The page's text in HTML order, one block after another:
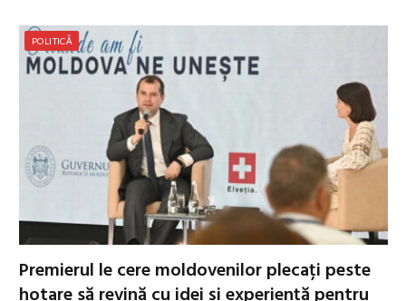
POLITICĂ
Premierul le cere moldovenilor plecați peste